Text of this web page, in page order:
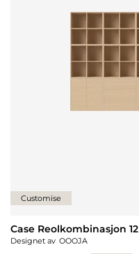
Customise
Case Reolkombinasjon 12
Designet av OOOJA